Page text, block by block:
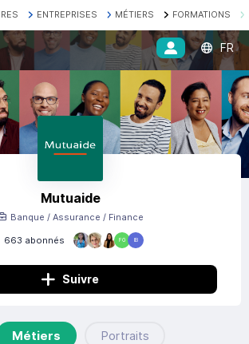
ENTREPRISES MÉTIERS FORMATIONS
FR
Mutuaide
663 abonnés FG IB
Banque / Assurance / Finance
Suivre
Métiers Portraits